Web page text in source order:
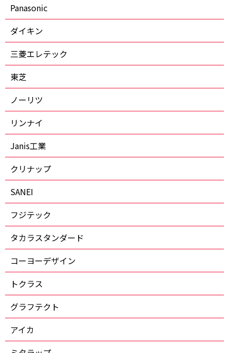
Panasonic
ダイキン
三菱エレテック
東芝
ノーリツ
リンナイ
Janis工業
クリナップ
SANEI
フジテック
タカラスタンダード
コーヨーデザイン
トクラス
グラフテクト
アイカ